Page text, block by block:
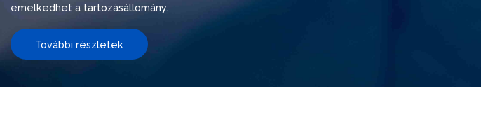
emelkedhet a tartozásállomány.
További részletek